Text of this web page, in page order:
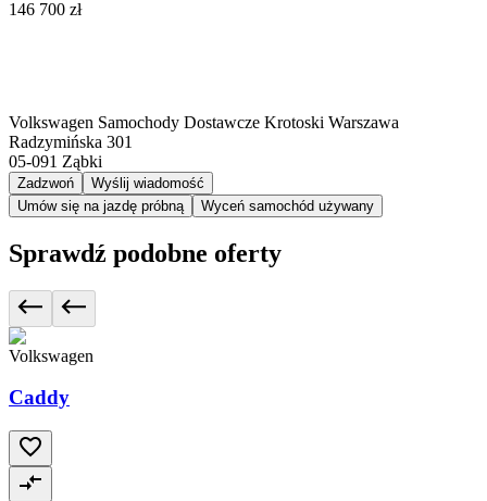
146 700 zł
Volkswagen Samochody Dostawcze Krotoski Warszawa
Radzymińska 301
05-091 Ząbki
Zadzwoń
Wyślij wiadomość
Umów się na jazdę próbną
Wyceń samochód używany
Sprawdź podobne oferty
Volkswagen
Caddy